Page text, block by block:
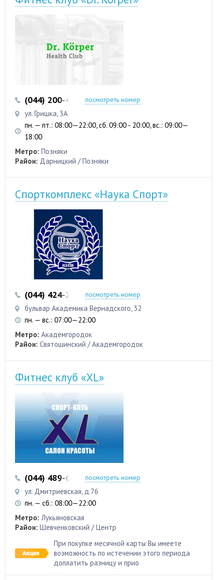
(044) 200-43-43посмотреть номер
ул. Гришка, 3А
пн. — пт.: 08:00—22:00, сб. 09:00 - 20:00, вс.: 09:00—
18:00
Метро: Позняки
Район: Дарницкий / Позняки
Спорткомплекс «Наука Спорт»
(044) 424-22-74 (044) 424-35-81
посмотреть номер
бульвар Академика Вернадского, 32
пн. — вс.: 07:00—22:00
Метро: Академгородок
Район: Святошинский / Академгородок
Фитнес клуб «XL»
(044) 489-66-88 (044) 489-66-56
посмотреть номер
ул. Дмитриевская, д.76
пн. — сб.: 08:00—22:00
Метро: Лукьяновская
Район: Шевченковский / Центр
При покупке месячной карты Вы имеете
возможность по истечении этого периода
доплатить разницу и прио